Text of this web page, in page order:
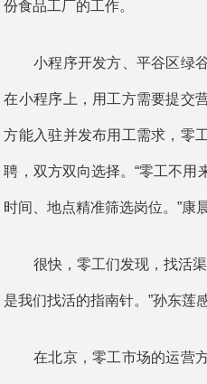
份食品工厂的工作。
小程序开发方、平谷区绿谷
在小程序上，用工方需要提交
方能入驻并发布用工需求，零
聘，双方双向选择。“零工不用
时间、地点精准筛选岗位。”康
很快，零工们发现，找活渠
是我们找活的指南针。”孙东莲
在北京，零工市场的运营方